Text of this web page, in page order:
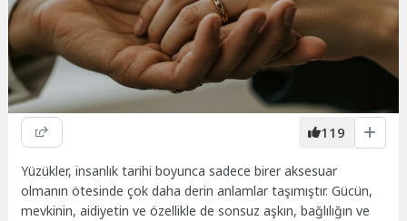
119
Yüzükler, insanlık tarihi boyunca sadece birer aksesuar
olmanın ötesinde çok daha derin anlamlar taşımıştır. Gücün,
mevkinin, aidiyetin ve özellikle de sonsuz aşkın, bağlılığın ve